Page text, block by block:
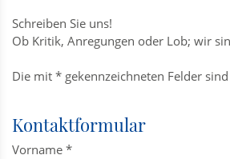
Schreiben Sie uns!
Ob Kritik, Anregungen oder Lob; wir
Die mit * gekennzeichneten Felder
Kontaktformular
Vorname *